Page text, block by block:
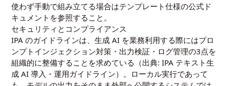
使わず手動で組み立てる場合はテンプレート仕様の公式ド
キュメントを参照すること。
セキュリティとコンプライアンス
IPA のガイドラインは、生成 AI を業務利用する際にはプロ
ンプトインジェクション対策・出力検証・ログ管理の3点を
組織的に整備することを求めている（出典:IPA テキスト生
成 AI 導入・運用ガイドライン）。ローカル実行であって